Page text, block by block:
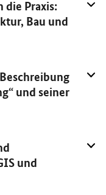
die Praxis:
Bau und
und seiner
und